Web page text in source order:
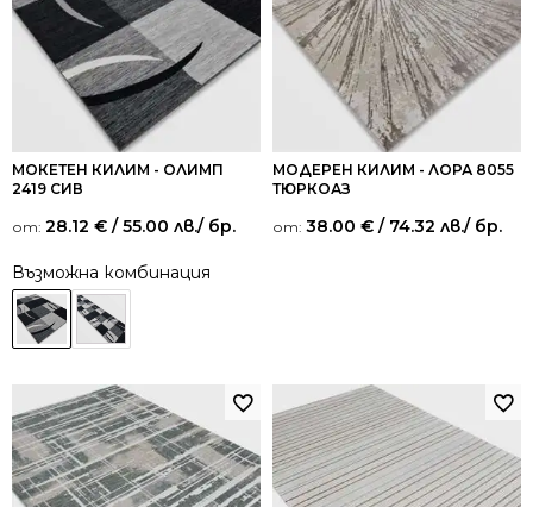
МОКЕТЕН КИЛИМ - ОЛИМП
2419 СИВ
от: 28.12 € / 55.00 лв./ бр.
Възможна комбинация
МОДЕРЕН КИЛИМ - ЛОРА 8055
ТЮРКОАЗ
от: 38.00 € / 74.32 лв./ бр.